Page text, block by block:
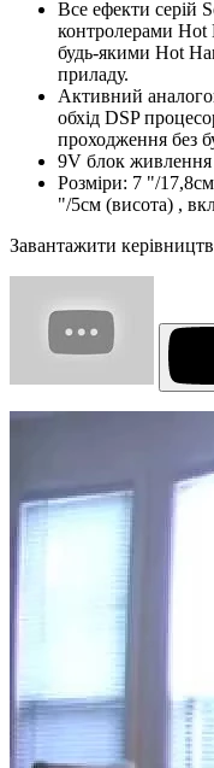
Все ефекти серій
контролерами Hot
будь-якими Hot
приладу.
Активний
обхід DSP
проходження без
9V блок живлення
Розміри: 7 "/
"/5см (висота) ,
Завантажити